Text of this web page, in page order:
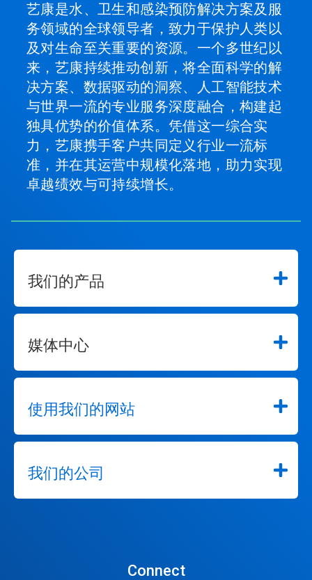
艺康是水、卫生和感染预防解决方案及服
务领域的全球领导者，致力于保护人类以
及对生命至关重要的资源。一个多世纪以
来，艺康持续推动创新，将全面科学的解
决方案、数据驱动的洞察、人工智能技术
与世界一流的专业服务深度融合，构建起
独具优势的价值体系。凭借这一综合实
力，艺康携手客户共同定义行业一流标
准，并在其运营中规模化落地，助力实现
卓越绩效与可持续增长。
我们的产品
媒体中心
使用我们的网站
我们的公司
Connect